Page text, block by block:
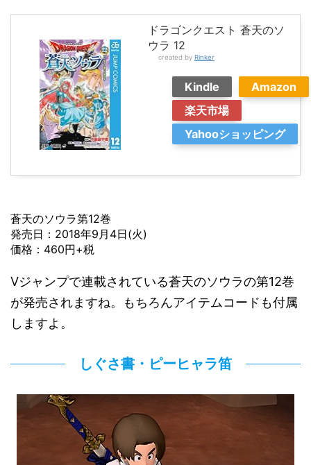
ドラゴンクエスト 蒼天のソ
ウラ 12
created by Rinker
Kindle
Amazon
楽天市場
Yahooショッピング
蒼天のソウラ第12巻
発売日：2018年9月4日(火)
価格：460円+税
Vジャンプで連載されている蒼天のソウラの第12巻
が発売されますね。もちろんアイテムコードも付属
しますよ。
しぐさ書・ピーヒャラ笛